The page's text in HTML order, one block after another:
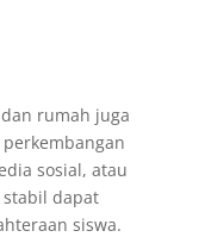
rumah juga
sosial, atau
stabil dapat
siswa.